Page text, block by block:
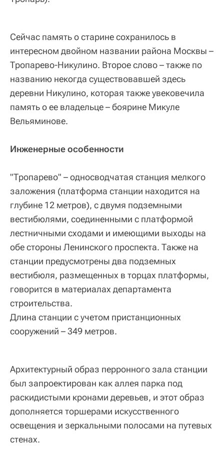
Сейчас память о старине сохранилось в
интересном двойном названии района Москвы –
Тропарево-Никулино. Второе слово – также по
названию некогда существовавшей здесь
деревни Никулино, которая также увековечила
память о ее владельце – боярине Микуле
Вельяминове.
Инженерные особенности
"Тропарево" – односводчатая станция мелкого
заложения (платформа станции находится на
глубине 12 метров), с двумя подземными
вестибюлями, соединенными с платформой
лестничными сходами и имеющими выходы на
обе стороны Ленинского проспекта. Также на
станции предусмотрены два подземных
вестибюля, размещенных в торцах платформы,
говорится в материалах департамента
строительства.
Длина станции с учетом пристанционных
сооружений – 349 метров.
Архитектурный образ перронного зала станции
был запроектирован как аллея парка под
раскидистыми кронами деревьев, и этот образ
дополняется торшерами искусственного
освещения и зеркальными полосами на путевых
стенах.